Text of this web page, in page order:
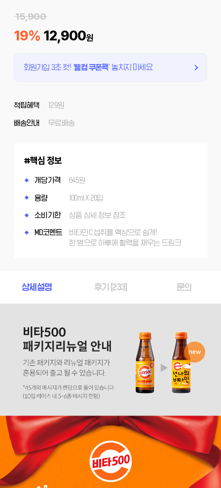
15,900
19% 12,900원
회원가입 3초 컷! '웰컴 쿠폰팩' 놓치지 마세요
적립혜택 129원
배송안내 무료배송
핵심 정보
개당가격 645원
용량 100ml X 20입
소비기한 상품 상세 정보 참조
MD코멘트
비타민C 섭취를 액상으로 쉽게!
한 병으로 하루에 활력을 채우는 드링크
상세설명 후기 [ 233] 문의